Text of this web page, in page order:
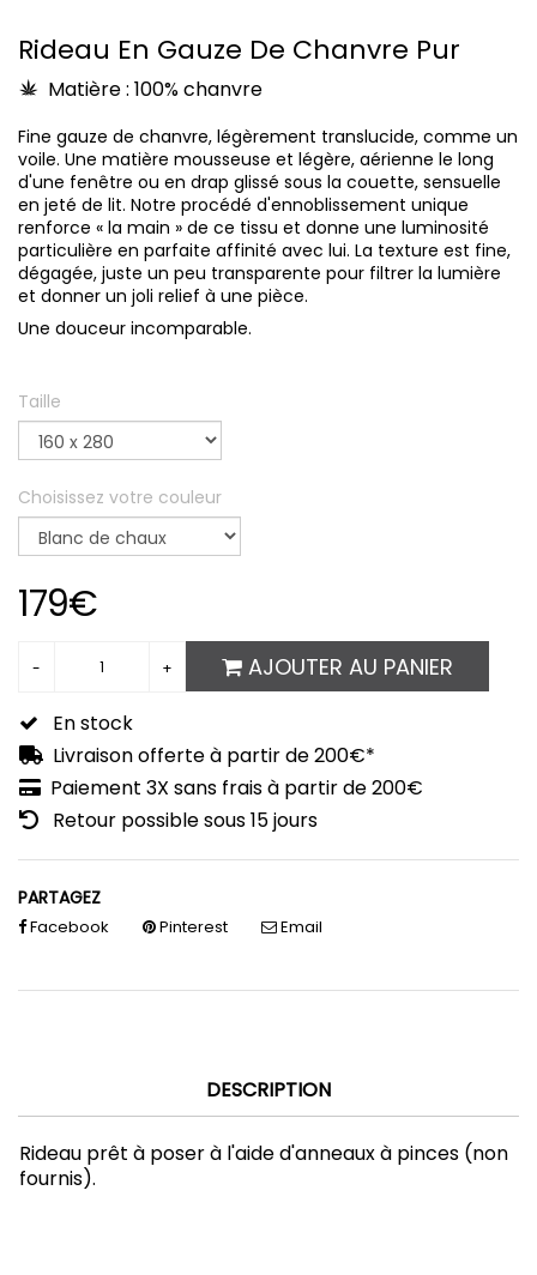
Rideau En Gauze De Chanvre Pur
Matière : 100% chanvre
Fine gauze de chanvre, légèrement translucide, comme un
voile. Une matière mousseuse et légère, aérienne le long
d'une fenêtre ou en drap glissé sous la couette, sensuelle
en jeté de lit. Notre procédé d'ennoblissement unique
renforce « la main » de ce tissu et donne une luminosité
particulière en parfaite affinité avec lui. La texture est fine,
dégagée, juste un peu transparente pour filtrer la lumière
et donner un joli relief à une pièce.
Une douceur incomparable.
Taille
Choisissez votre couleur
179€
AJOUTER AU PANIER
En stock
Livraison offerte à partir de 200€*
Paiement 3X sans frais à partir de 200€
Retour possible sous 15 jours
PARTAGEZ
Facebook Pinterest Email
DESCRIPTION
Rideau prêt à poserà l'aide d'anneaux à pinces (non
fournis).